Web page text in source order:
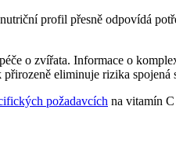
profil přesně odpovídá
o zvířata. Informace o
eliminuje rizika
požadavcích na vitamín